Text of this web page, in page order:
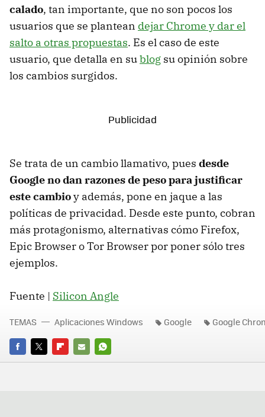
calado, tan importante, que no son pocos los
usuarios que se plantean dejar Chrome y dar el
salto a otras propuestas. Es el caso de este
usuario, que detalla en sublog su opinión sobre
los cambios surgidos.
Se trata de un cambio llamativo, pues desde
Google no dan razones de peso para justificar
este cambioy además, pone en jaque a las
políticas de privacidad. Desde este punto, cobran
más protagonismo, alternativas cómo Firefox,
Epic Browser o Tor Browser por poner sólo tres
ejemplos.
Fuente | Silicon Angle
FACEBOOK
TWITTERFLIPBOARD
E-
WHATSAPP
TEMAS Aplicaciones Windows Google Google